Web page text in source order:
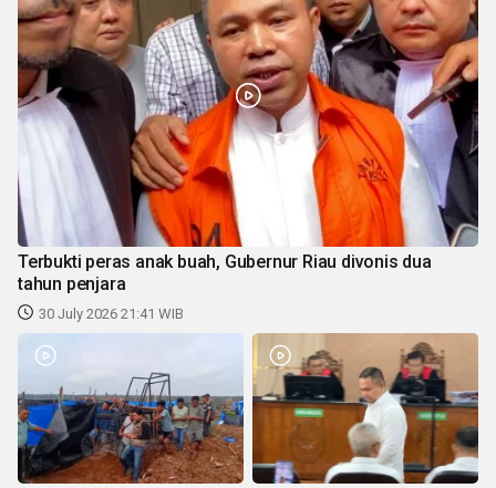
Terbukti peras anak buah, Gubernur Riau divonis dua
tahun penjara
30 July 2026 21:41 WIB